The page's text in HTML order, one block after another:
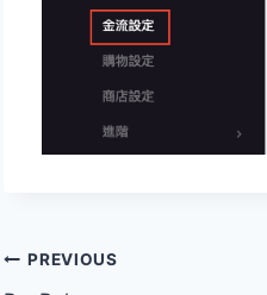
文PREVIOUS